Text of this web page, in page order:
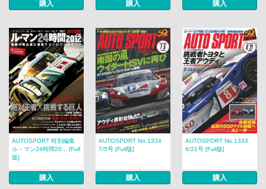
購入 購入 購入
AUTOSPORT 特別編集
ル・マン24時間20... [Full
版]
購入
AUTOSPORT No.1334
7/5号 [Full版]
購入
AUTOSPORT No.1333
6/21号 [Full版]
購入